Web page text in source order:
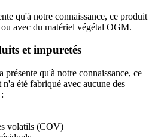
qu'à notre connaissance, ce produit
avec du matériel végétal OGM.
et impuretés
présente qu'à notre connaissance, ce
été fabriqué avec aucune des
volatils (COV)